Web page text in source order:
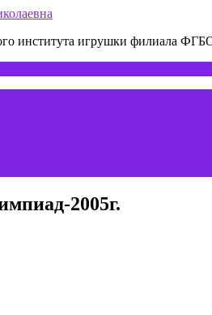
института игрушки филиала
2005г.